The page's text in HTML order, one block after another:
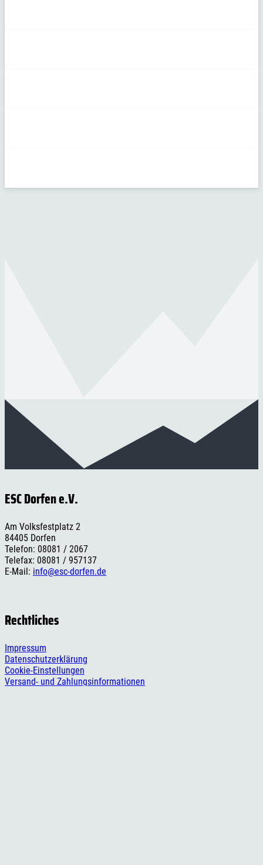
ESC Dorfen e.V.
Am Volksfestplatz 2
84405 Dorfen
Telefon: 08081 / 2067
Telefax: 08081 / 957137
E-Mail: info@esc-dorfen.de
Rechtliches
Impressum
Datenschutzerklärung
Cookie-Einstellungen
Versand- und Zahlungsinformationen